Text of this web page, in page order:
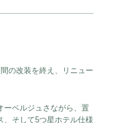
の改装を終え、リニュー
ーベルジュさながら、置
、そして5つ星ホテル仕様